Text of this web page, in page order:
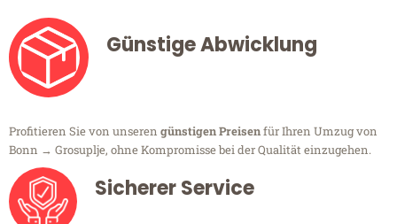
Günstige Abwicklung
Profitieren Sie von unseren günstigen Preisenfür Ihren Umzug von
Bonn → Grosuplje, ohne Kompromisse bei der Qualität einzugehen.
Sicherer Service